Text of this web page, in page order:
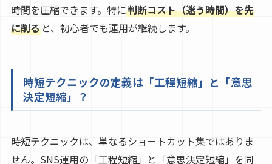
時間を圧縮できます。特に判断コスト（迷う時間）を先
に削ると、初心者でも運用が継続します。
時短テクニックの定義は「工程短縮」と「意思
決定短縮」？
時短テクニックは、単なるショートカット集ではありま
せん。SNS運用の「工程短縮」と「意思決定短縮」を同